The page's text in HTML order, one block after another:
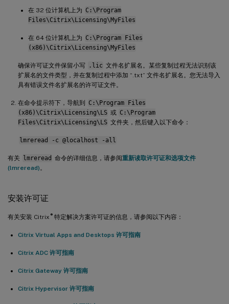
在 32 位计算机上为 C:\Program
Files\Citrix\Licensing\MyFiles
在 64 位计算机上为 C:\Program Files
(x86)\Citrix\Licensing\MyFiles
确保许可证文件保留小写 .lic 文件名扩展名。某些复制过程无法识别该
扩展名的文件类型，并在复制过程中添加 “.txt” 文件名扩展名。您无法导入
具有错误文件名扩展名的许可证文件。
在命令提示符下，导航到
C:\Program Files
(x86)\Citrix\Licensing\LS 或 C:\Program
Files\Citrix\Licensing\LS 文件夹，然后键入以下命令：
lmreread -c @localhost -all
有关 lmreread 命令的详细信息，请参阅重新读取许可证和选项文件
(lmreread)。
安装许可证
有关安装 Citrix ®特定解决方案许可证的信息，请参阅以下内容：
Citrix Virtual Apps and Desktops 许可指南
Citrix ADC 许可指南
Citrix Gateway 许可指南
Citrix Hypervisor 许可指南